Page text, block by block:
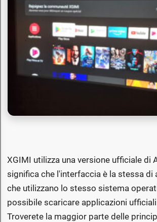
XGIMI utilizza una versione ufficiale di
significa che l'interfaccia è la stessa
che utilizzano lo stesso sistema
possibile scaricare applicazioni
Troverete la maggior parte delle